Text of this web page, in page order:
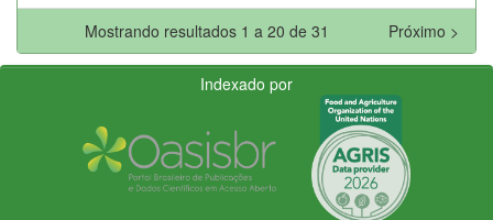
Mostrando resultados 1 a 20 de 31 Próximo >
Indexado por